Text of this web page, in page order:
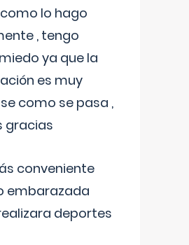
lo hago
, tengo
ya que la
es muy
como se pasa ,
gracias
conveniente
embarazada
deportes